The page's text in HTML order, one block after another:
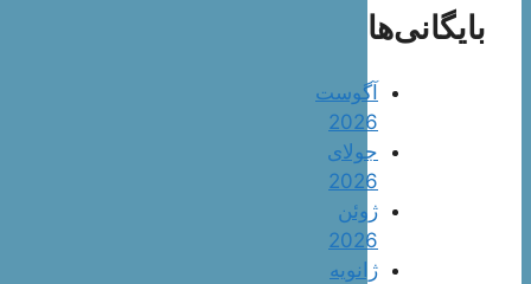
بایگانی‌ها
آگوست
2026
جولای
2026
ژوئن
2026
ژانویه